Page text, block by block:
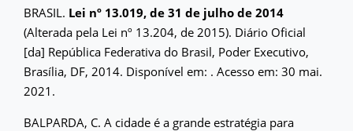
BRASIL. Lei nº 13.019, de 31 de julho de 2014
(Alterada pela Lei nº 13.204, de 2015). Diário Oficial
[da] República Federativa do Brasil, Poder Executivo,
Brasília, DF, 2014. Disponível em: . Acesso em: 30 mai.
2021.
BALPARDA, C. A cidade é a grande estratégia para